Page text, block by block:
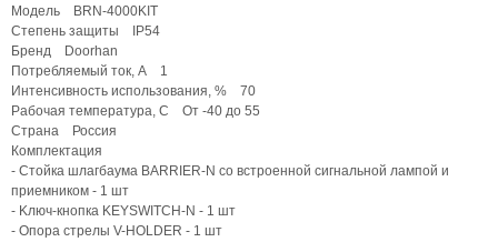
Модель BRN-4000KIT
Степень защиты IP54
Бренд Doorhan
Потребляемый ток, А 1
Интенсивность использования, % 70
Рабочая температура, С От -40 до 55
Страна Россия
Комплектация
- Стойка шлагбаума BARRIER-N со встроенной сигнальной лампой и
приемником - 1 шт
- Kлюч-кнопка KEYSWITCH-N - 1 шт
- Oпора стрелы V-HOLDER - 1 шт